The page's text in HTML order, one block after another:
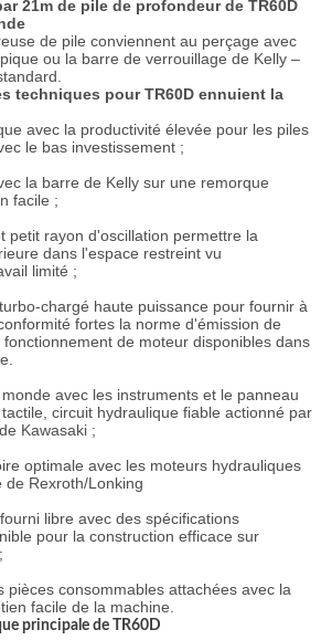
21m de pile de profondeur de TR60D
de pile conviennent au perçage avec
ou la barre de verrouillage de Kelly –
techniques pour TR60D ennuient la
avec la productivité élevée pour les piles
le bas investissement ;
la barre de Kelly sur une remorque
facile ;
petit rayon d'oscillation permettre la
dans l'espace restreint vu
limité ;
chargé haute puissance pour fournir à
fortes la norme d'émission de
de moteur disponibles dans
avec les instruments et le panneau
circuit hydraulique fiable actionné par
Kawasaki ;
optimale avec les moteurs hydrauliques
Rexroth/Lonking
libre avec des spécifications
pour la construction efficace sur
pièces consommables attachées avec la
facile de la machine.
principale de TR60D